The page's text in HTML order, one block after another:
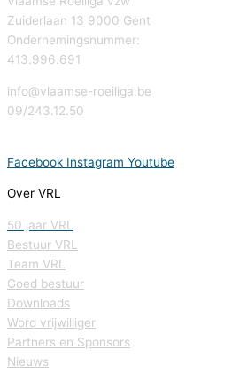
Zuiderlaan 13 9000 Gent
Ondernemingsnummer:
413.996.691
info@vlaamse-roeiliga.be
09/243.12.50
Facebook Instagram Youtube
Over VRL
50 jaar VRL
Bestuur VRL
Team VRL
Goed bestuur
Downloads
Word vrijwilliger
Partners en Sponsors
Nieuws